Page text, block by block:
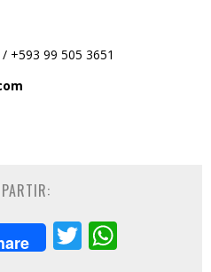
+593 99 505 3651
Twitter